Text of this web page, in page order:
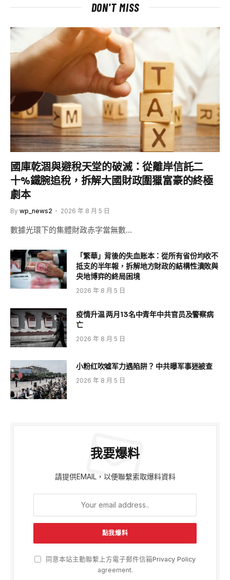
DON'T MISS
國庫乾涸與避稅天堂的破滅：從離岸信託二
十%鐵腕追稅，拆解大國財政圍獵富豪的終極
劇本
By wp_news2 2026 年 8 月 5 日
數據光環下的集體財政赤字當無數…
「繁華」背後的失血账本：從所有省份均收不
抵支的半年報，拆解地方財政的結構性潰敗與
央地博弈的終局困境
2026 年 8 月 5 日
疫情升温 两月13名中青年中共官员及警察病
亡
2026 年 8 月 5 日
小粉红吹嘘军力遇陷阱？ 中共曝军事迷被查
2026 年 8 月 5 日
我要爆料
請提供EMAIL，以便聯繫索取爆料資料
同意本站主動聯繫上方電子郵件信箱Privacy Policy
agreement.